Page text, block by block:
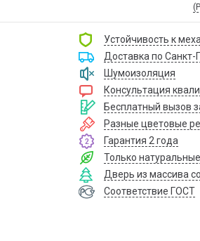
Устойчивость к
Доставка по Санкт-
Шумоизоляция
Консультация
Бесплатный вызов
Разные цветовые
Гарантия 2 года
Только
Дверь из массива
Соответствие ГОСТ